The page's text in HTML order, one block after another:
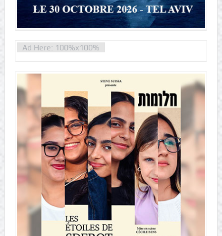
Ad Here: 100%x100%